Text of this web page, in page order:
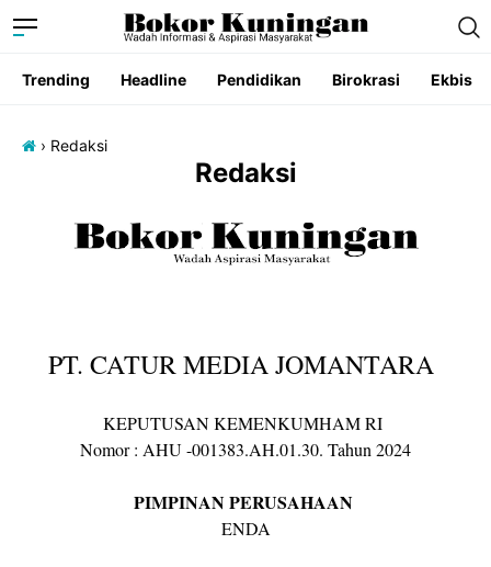
Trending Headline Pendidikan Birokrasi Ekbis
› Redaksi
Redaksi
PT. CATUR MEDIA JOMANTARA
KEPUTUSAN KEMENKUMHAM RI
Nomor : AHU -001383.AH.01.30. Tahun 2024
PIMPINAN PERUSAHAAN
ENDA